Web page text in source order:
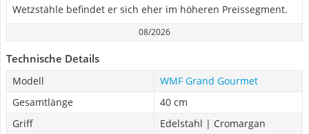
Wetzstähle befindet er sich eher im höheren Preissegment.
08/2026
Technische Details
Modell
WMF Grand Gourmet
Gesamtlänge
40 cm
Griff
Edelstahl | Cromargan